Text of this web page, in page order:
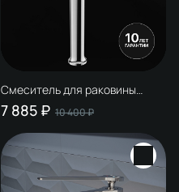
Смеситель для раковины
STWORKI Аулум S06020CR
хром
7 885 ₽ 10 400 ₽